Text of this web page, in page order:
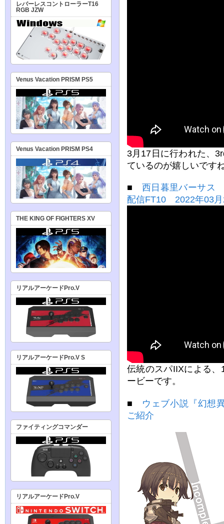
3月17日に行われた、
ているのが嬉しいです
■ 西日暮里バーサス
配信FT10 2022年03月
伝統のスパIIXによる
ービーです。
■ ウェブ小説『幻想
ご紹介
レバーレスコントローラーT16
RGB JZW
Venus Vacation PRISM PS5
Venus Vacation PRISM PS4
THE KING OF FIGHTERS XV
リアルアーケードPro.V
リアルアーケードPro.V S
ファイティングコマンダー
リアルアーケードPro.V